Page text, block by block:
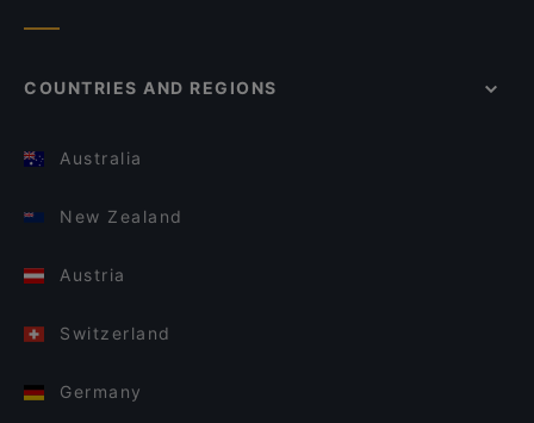
COUNTRIES AND REGIONS
Australia
New Zealand
Austria
Switzerland
Germany